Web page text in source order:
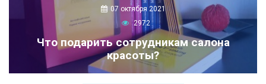
07 октября 2021
2972
Что подарить сотрудникам салона
красоты?